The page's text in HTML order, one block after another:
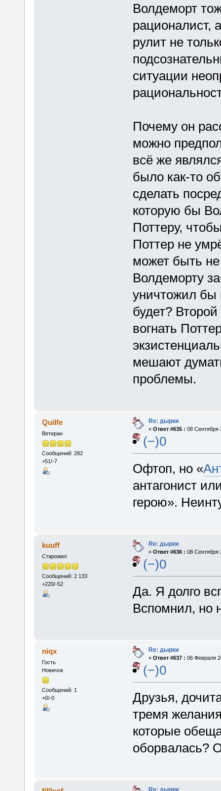
Волдеморт
рационалист,
рулит не
ситуации
Почему он
можно
всё же
было как-то
сделать
которую бы
Поттеру,
Поттер не
может быть
Волдеморту
уничтожил бы
будет?
вогнать
мешают
проблемы.
Quilfe
Ветеран
Сообщений: 282
+51/-7
Re: дырки
« Ответ #635 : 08 Сентября
(−)0
Офтоп, но «
антагонист
герою».
kuuff
Старожил
Сообщений: 2 133
+220/-52
Re: дырки
« Ответ #636 : 08 Сентября
(−)0
Да. Я долго
Вспомнил, но
niqx
Гость
Новичок
Сообщений: 1
+0/-0
Re: дырки
« Ответ #637 : 06 Февраля
(−)0
Друзья,
тремя
которые
оборвалась?
Re: дырки